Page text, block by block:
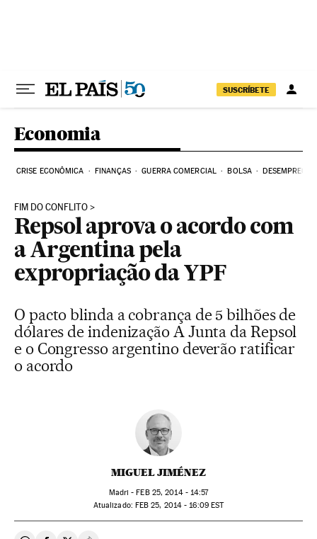
SUSCRÍBETE
Economia
CRISE ECONÔMICA FINANÇAS GUERRA COMERCIAL BOLSA DESEMPREGO
FIM DO CONFLITO
Repsol aprova o acordo com
a Argentina pela
expropriação da YPF
O pacto blinda a cobrança de 5 bilhões de
dólares de indenização A Junta da Repsol
e o Congresso argentino deverão ratificar
o acordo
MIGUEL JIMÉNEZ
Madri -FEB25, 2014 - 14:57
atualizado: FEB 25, 2014 - 16:09EST